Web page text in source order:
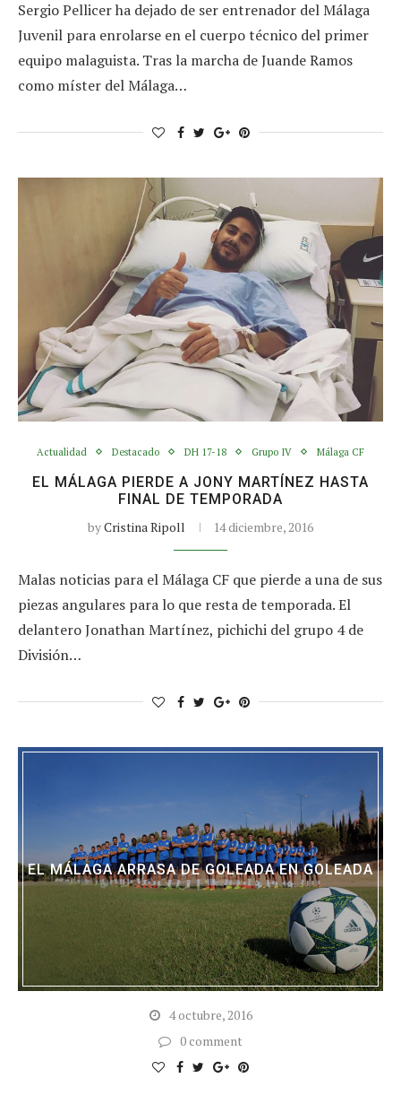
Sergio Pellicer ha dejado de ser entrenador del Málaga
Juvenil para enrolarse en el cuerpo técnico del primer
equipo malaguista. Tras la marcha de Juande Ramos
como míster del Málaga…
Actualidad Destacado DH 17-18 Grupo IV Málaga CF
EL MÁLAGA PIERDE A JONY MARTÍNEZ HASTA
FINAL DE TEMPORADA
byCristina Ripoll 14 diciembre, 2016
Malas noticias para el Málaga CF que pierde a una de sus
piezas angulares para lo que resta de temporada. El
delantero Jonathan Martínez, pichichi del grupo 4 de
División…
EL MÁLAGA ARRASA DE GOLEADA EN GOLEADA
4 octubre, 2016
0 comment